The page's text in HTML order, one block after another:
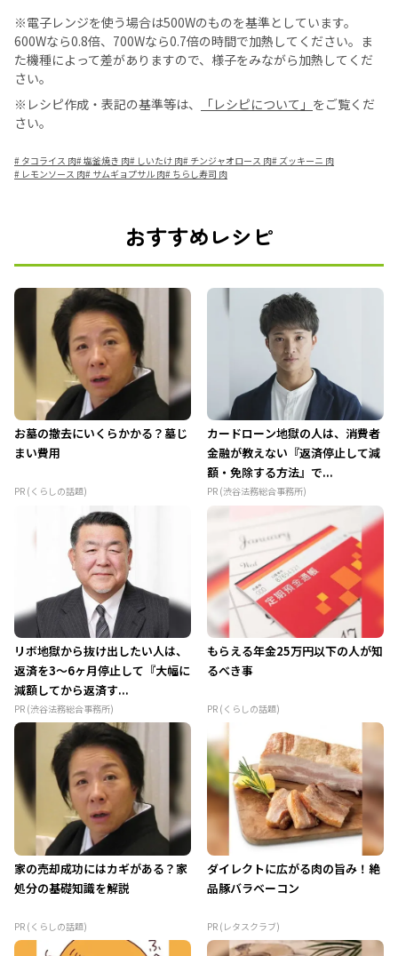
※電子レンジを使う場合は500Wのものを基準としています。
600Wなら0.8倍、700Wなら0.7倍の時間で加熱してください。ま
た機種によって差がありますので、様子をみながら加熱してくだ
さい。
※レシピ作成・表記の基準等は、
「レシピについて」 をご覧くだ
さい。
# タコライス 肉#塩釜焼き 肉# しいたけ 肉# チンジャオロース 肉# ズッキーニ 肉
# レモンソース 肉# サムギョプサル 肉# ちらし寿司 肉
おすすめレシピ
お墓の撤去にいくらかかる？墓じ
まい費用
PR (くらしの話題)
カードローン地獄の人は、消費者
金融が教えない『返済停止して減
額・免除する方法』で...
PR (渋谷法務総合事務所)
リボ地獄から抜け出したい人は、
返済を3～6ヶ月停止して『大幅に
減額してから返済す...
PR (渋谷法務総合事務所)
もらえる年金25万円以下の人が知
るべき事
PR (くらしの話題)
家の売却成功にはカギがある？家
処分の基礎知識を解説
PR (くらしの話題)
ダイレクトに広がる肉の旨み！絶
品豚バラベーコン
PR (レタスクラブ)